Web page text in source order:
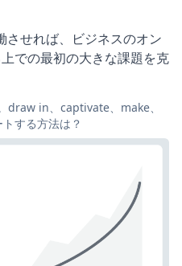
せれば、ビジネスのオン
での最初の大きな課題を克
draw in、captivate、make、
する方法は？